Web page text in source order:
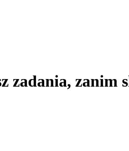
zadania, zanim